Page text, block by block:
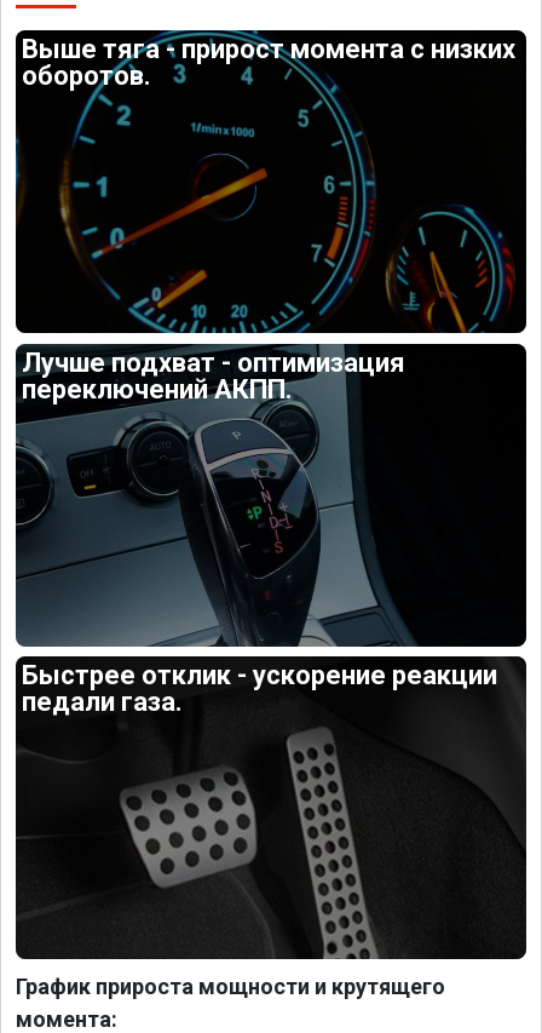
Выше тяга - прирост момента с низких
оборотов.
Лучше подхват - оптимизация
переключений АКПП.
Быстрее отклик - ускорение реакции
педали газа.
График прироста мощности и крутящего
момента: